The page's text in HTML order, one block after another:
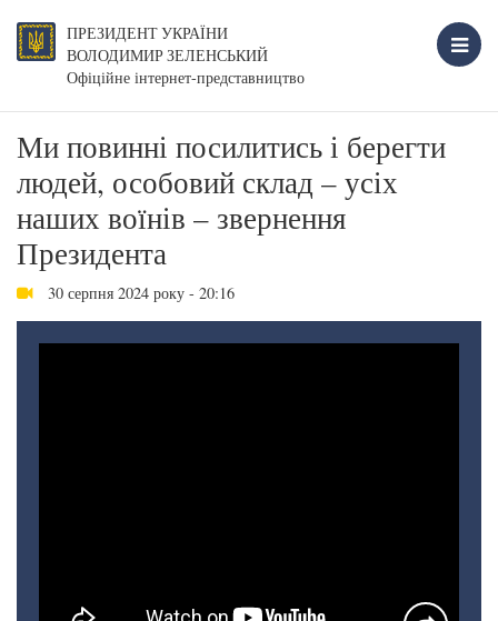
ПРЕЗИДЕНТ УКРАЇНИ
ВОЛОДИМИР ЗЕЛЕНСЬКИЙ
Офіційне інтернет-представництво
Ми повинні посилитись і берегти
людей, особовий склад – усіх
наших воїнів – звернення
Президента
30 серпня 2024 року - 20:16